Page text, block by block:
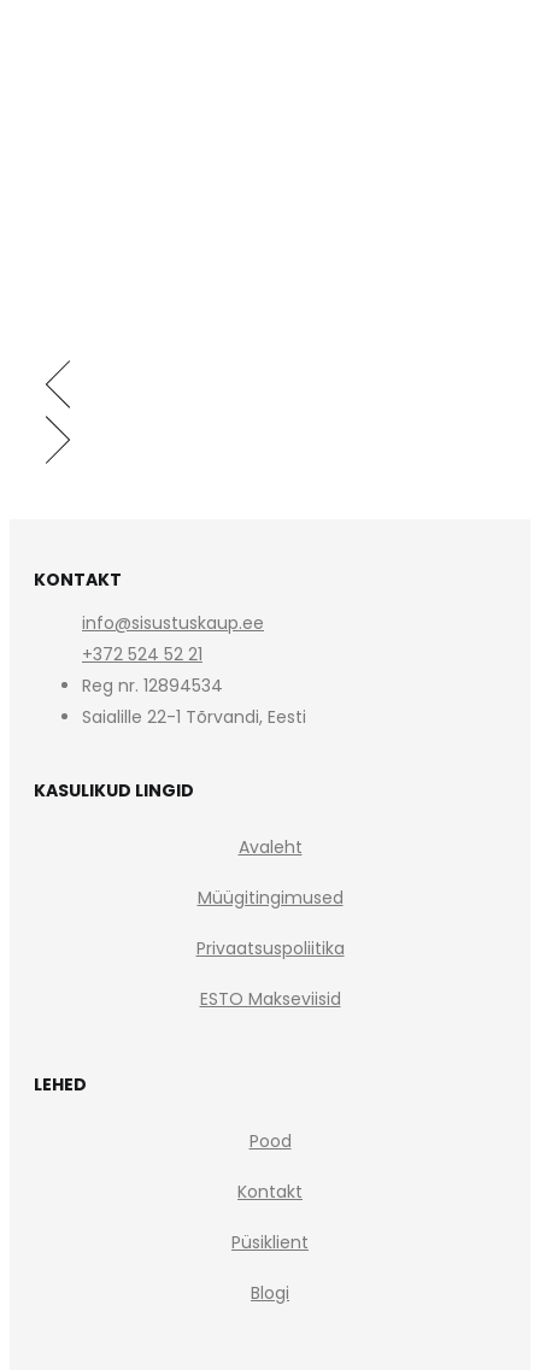
KONTAKT
info@sisustuskaup.ee
+372 524 52 21
Reg nr. 12894534
Saialille 22-1 Tõrvandi, Eesti
KASULIKUD LINGID
Avaleht
Müügitingimused
Privaatsuspoliitika
ESTO Makseviisid
LEHED
Pood
Kontakt
Püsiklient
Blogi